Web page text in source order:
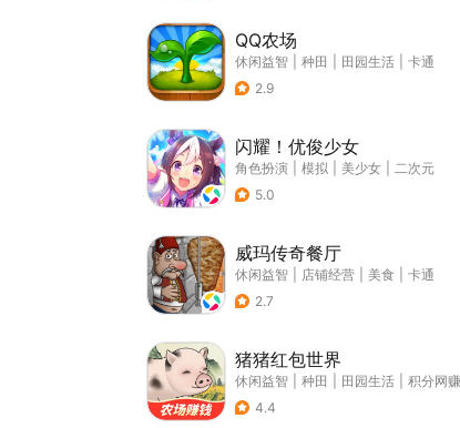
QQ农场
休闲益智 种田 田园生活
卡通
2.9
闪耀！优俊少女
角色扮演 模拟 美少女
二次元
5.0
威玛传奇餐厅
休闲益智 店铺经营 美食
卡通
2.7
猪猪红包世界
休闲益智 种田 田园生活
积分网赚
4.4